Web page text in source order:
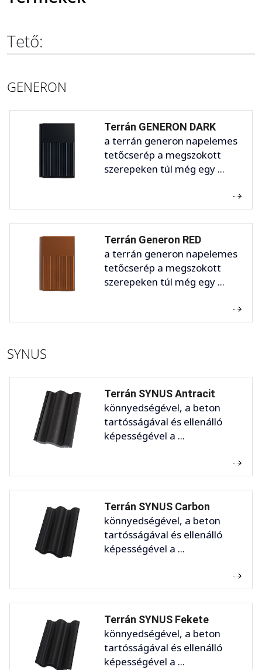
Tető:
GENERON
Terrán GENERON DARK
a terrán generon napelemes
tetőcserép a megszokott
szerepeken túl még egy ...
Terrán Generon RED
a terrán generon napelemes
tetőcserép a megszokott
szerepeken túl még egy ...
SYNUS
Terrán SYNUS Antracit
könnyedségével, a beton
tartósságával és ellenálló
képességével a ...
Terrán SYNUS Carbon
könnyedségével, a beton
tartósságával és ellenálló
képességével a ...
Terrán SYNUS Fekete
könnyedségével, a beton
tartósságával és ellenálló
képességével a ...